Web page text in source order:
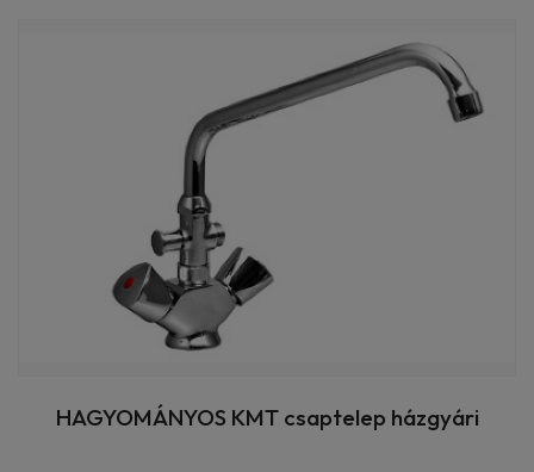
HAGYOMÁNYOS KMT csaptelep házgyári